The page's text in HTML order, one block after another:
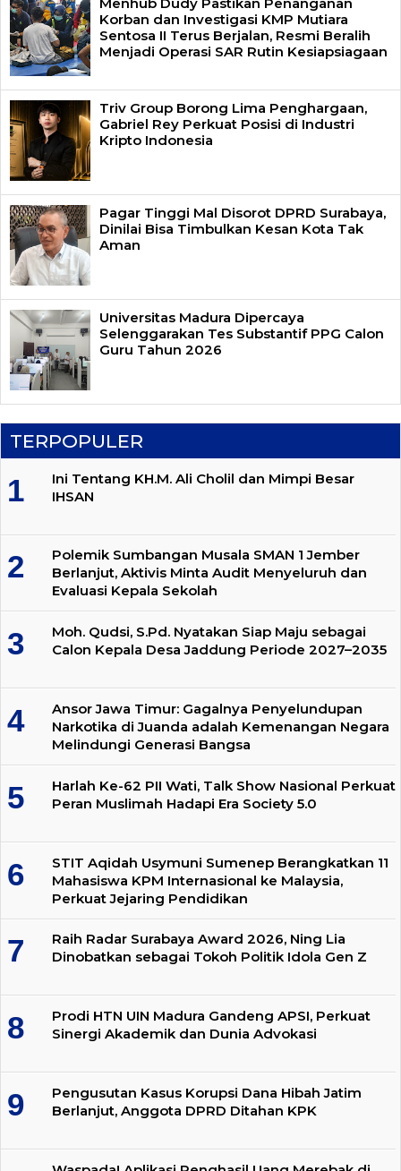
Korban dan Investigasi KMP Mutiara
Sentosa II Terus Berjalan, Resmi Beralih
Menjadi Operasi SAR Rutin Kesiapsiagaan
Triv Group Borong Lima Penghargaan,
Gabriel Rey Perkuat Posisi di Industri
Kripto Indonesia
Pagar Tinggi Mal Disorot DPRD Surabaya,
Dinilai Bisa Timbulkan Kesan Kota Tak
Aman
Universitas Madura Dipercaya
Selenggarakan Tes Substantif PPG Calon
Guru Tahun 2026
TERPOPULER
Ini Tentang KH.M. Ali Cholil dan Mimpi Besar
IHSAN
Polemik Sumbangan Musala SMAN 1 Jember
Berlanjut, Aktivis Minta Audit Menyeluruh dan
Evaluasi Kepala Sekolah
Moh. Qudsi, S.Pd. Nyatakan Siap Maju sebagai
Calon Kepala Desa Jaddung Periode 2027–2035
Ansor Jawa Timur: Gagalnya Penyelundupan
Narkotika di Juanda adalah Kemenangan Negara
Melindungi Generasi Bangsa
Harlah Ke-62 PII Wati, Talk Show Nasional Perkuat
Peran Muslimah Hadapi Era Society 5.0
STIT Aqidah Usymuni Sumenep Berangkatkan 11
Mahasiswa KPM Internasional ke Malaysia,
Perkuat Jejaring Pendidikan
Raih Radar Surabaya Award 2026, Ning Lia
Dinobatkan sebagai Tokoh Politik Idola Gen Z
Prodi HTN UIN Madura Gandeng APSI, Perkuat
Sinergi Akademik dan Dunia Advokasi
Pengusutan Kasus Korupsi Dana Hibah Jatim
Berlanjut, Anggota DPRD Ditahan KPK